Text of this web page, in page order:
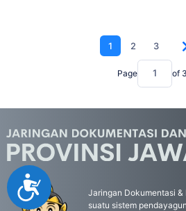
Accessibility
1 2 3
Page of 3
Jaringan Dokumentasi
suatu sistem